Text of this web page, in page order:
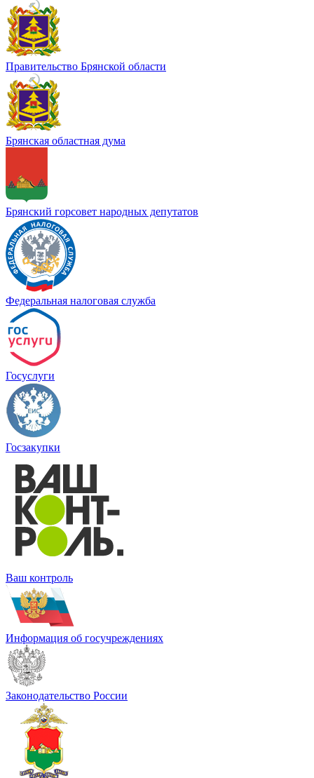
Правительство Брянской области
Брянская областная дума
Брянский горсовет народных депутатов
Федеральная налоговая служба
Госуслуги
Госзакупки
Ваш контроль
Информация об госучреждениях
Законодательство России